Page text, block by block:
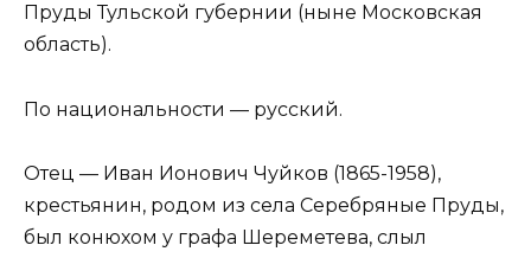
Пруды Тульской губернии (ныне Московская
область).
По национальности — русский.
Отец — Иван Ионович Чуйков (1865-1958),
крестьянин, родом из села Серебряные Пруды,
был конюхом у графа Шереметева, слыл